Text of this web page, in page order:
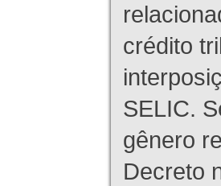
crédito
SELIC.
gênero
Decreto